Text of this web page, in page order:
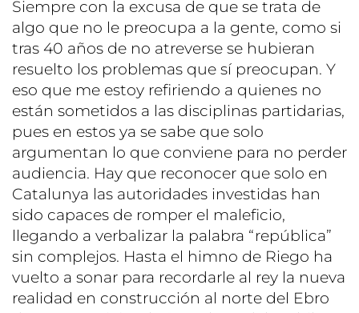
Siempre con la excusa de que se trata de
algo que no le preocupa a la gente, como si
tras 40 años de no atreverse se hubieran
resuelto los problemas que sí preocupan. Y
eso que me estoy refiriendo a quienes no
están sometidos a las disciplinas partidarias,
pues en estos ya se sabe que solo
argumentan lo que conviene para no perder
audiencia. Hay que reconocer que solo en
Catalunya las autoridades investidas han
sido capaces de romper el maleficio,
llegando a verbalizar la palabra “república”
sin complejos. Hasta el himno de Riego ha
vuelto a sonar para recordarle al rey la nueva
realidad en construcción al norte del Ebro